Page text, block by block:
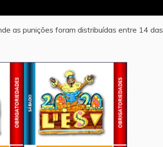
as punições foram distribuídas entre 14 das